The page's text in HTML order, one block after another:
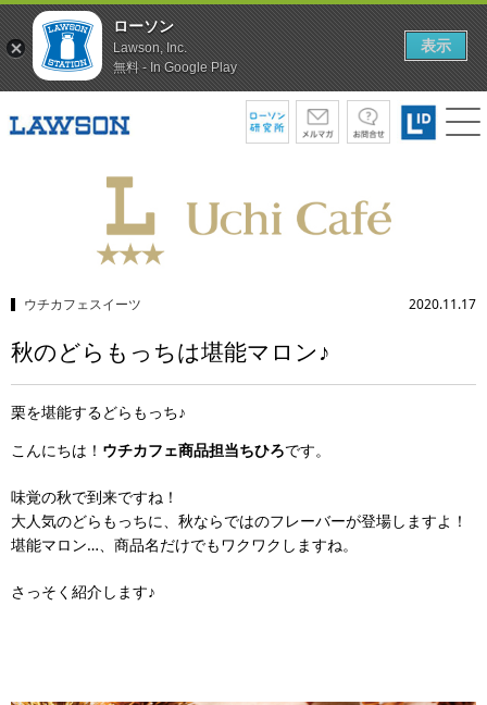
ウチカフェスイーツ 2020.11.17
秋のどらもっちは堪能マロン♪
栗を堪能するどらもっち♪
こんにちは！ ウチカフェ商品担当ちひろです。
味覚の秋で到来ですね！
大人気のどらもっちに、秋ならではのフレーバーが登場しますよ！
堪能マロン…、商品名だけでもワクワクしますね。
さっそく紹介します♪
ローソン
Lawson, Inc.
無料 - In Google Play
表示